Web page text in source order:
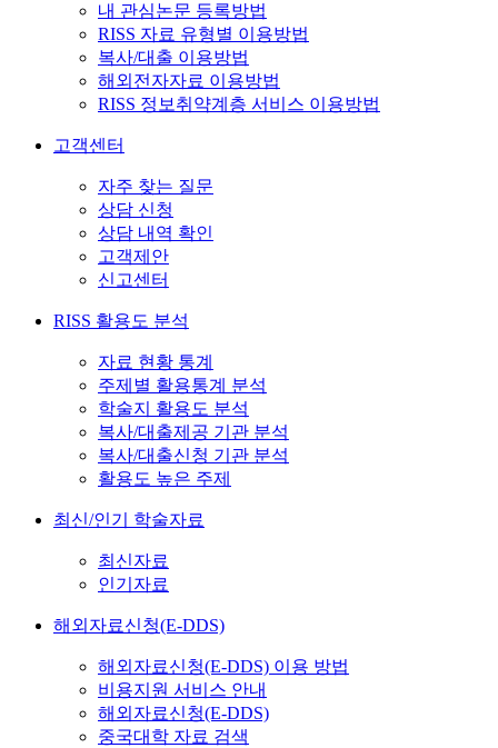
내 관심논문 등록방법
RISS 자료 유형별 이용방법
복사/대출 이용방법
해외전자자료 이용방법
RISS 정보취약계층 서비스 이용방법
고객센터
자주 찾는 질문
상담 신청
상담 내역 확인
고객제안
신고센터
RISS 활용도 분석
자료 현황 통계
주제별 활용통계 분석
학술지 활용도 분석
복사/대출제공 기관 분석
복사/대출신청 기관 분석
활용도 높은 주제
최신/인기 학술자료
최신자료
인기자료
해외자료신청(E-DDS)
해외자료신청(E-DDS) 이용 방법
비용지원 서비스 안내
해외자료신청(E-DDS)
중국대학 자료 검색